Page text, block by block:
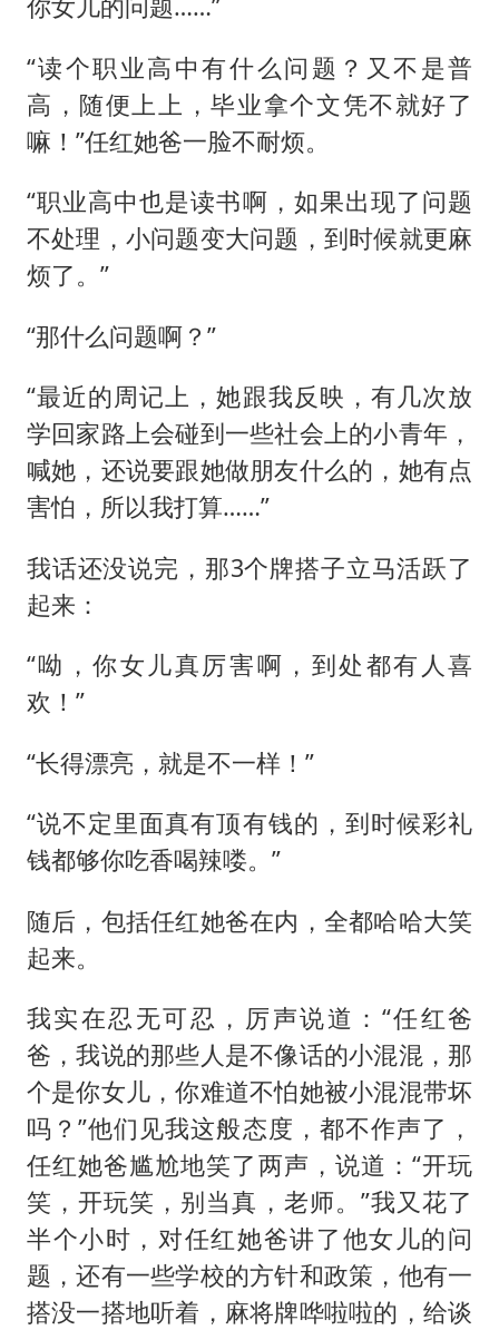
你女儿的问题……”
“读个职业高中有什么问题？又不是普
高，随便上上，毕业拿个文凭不就好了
嘛！”任红她爸一脸不耐烦。
“职业高中也是读书啊，如果出现了问题
不处理，小问题变大问题，到时候就更麻
烦了。”
“那什么问题啊？”
“最近的周记上，她跟我反映，有几次放
学回家路上会碰到一些社会上的小青年，
喊她，还说要跟她做朋友什么的，她有点
害怕，所以我打算……”
我话还没说完，那3个牌搭子立马活跃了
起来：
“呦，你女儿真厉害啊，到处都有人喜
欢！”
“长得漂亮，就是不一样！”
“说不定里面真有顶有钱的，到时候彩礼
钱都够你吃香喝辣喽。”
随后，包括任红她爸在内，全都哈哈大笑
起来。
我实在忍无可忍，厉声说道：“任红爸
爸，我说的那些人是不像话的小混混，那
个是你女儿，你难道不怕她被小混混带坏
吗？”他们见我这般态度，都不作声了，
任红她爸尴尬地笑了两声，说道：“开玩
笑，开玩笑，别当真，老师。”我又花了
半个小时，对任红她爸讲了他女儿的问
题，还有一些学校的方针和政策，他有一
搭没一搭地听着，麻将牌哗啦啦的，给谈